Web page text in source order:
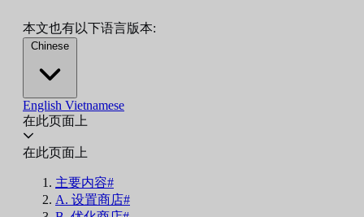
本文也有以下语言版本:
Chinese
English Vietnamese
在此页面上
在此页面上
主要内容#
A. 设置商店#